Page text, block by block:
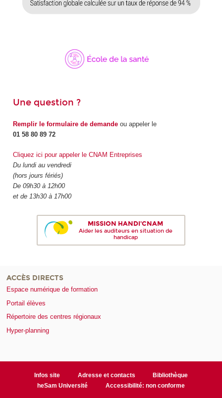
Une question ?
Remplir le formulaire de demandeou appeler le
01 58 80 89 72
Cliquez ici pour appeler le CNAM Entreprises
Du lundi au vendredi
(hors jours fériés)
De 09h30 à 12h00
et de 13h30 à 17h00
MISSION HANDI'CNAM
Aider les auditeurs en situation de
handicap
ACCÈS DIRECTS
Espace numérique de formation
Portail élèves
Répertoire des centres régionaux
Hyper-planning
Infos site Adresse et contacts
Bibliothèque
heSam Université
Accessibilité: non conforme